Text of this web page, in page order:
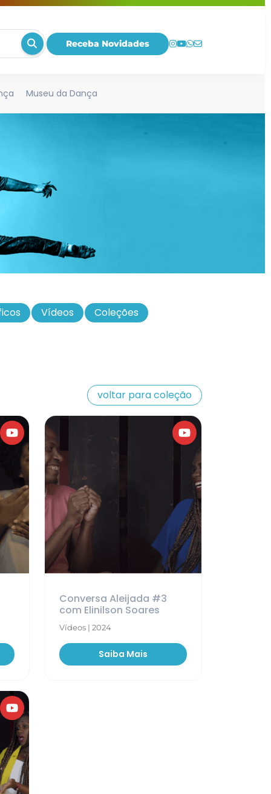
Receba Novidades
Museu da Dança
Vídeos Coleções
voltar para coleção
Conversa Aleijada #3
com Elinilson Soares
Vídeos | 2024
Saiba Mais